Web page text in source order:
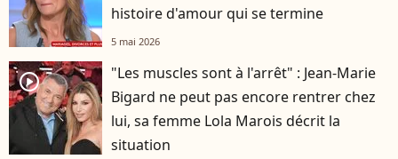
histoire d'amour qui se termine
5 mai 2026
player2
"Les muscles sont à l'arrêt" : Jean-Marie
Bigard ne peut pas encore rentrer chez
lui, sa femme Lola Marois décrit la
situation